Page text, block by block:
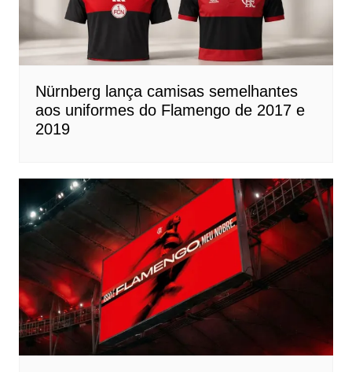
Nürnberg lança camisas semelhantes
aos uniformes do Flamengo de 2017 e
2019